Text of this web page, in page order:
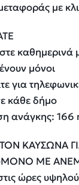
με
καθημερινά
μόνοι
για
κάθε δήμο
ανάγκης: 166
ΚΑΥΣΩΝΑ
ΜΟΝΟ ΜΕ
ώρες υψηλού